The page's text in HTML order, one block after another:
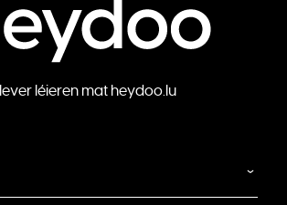
léieren mat heydoo.lu